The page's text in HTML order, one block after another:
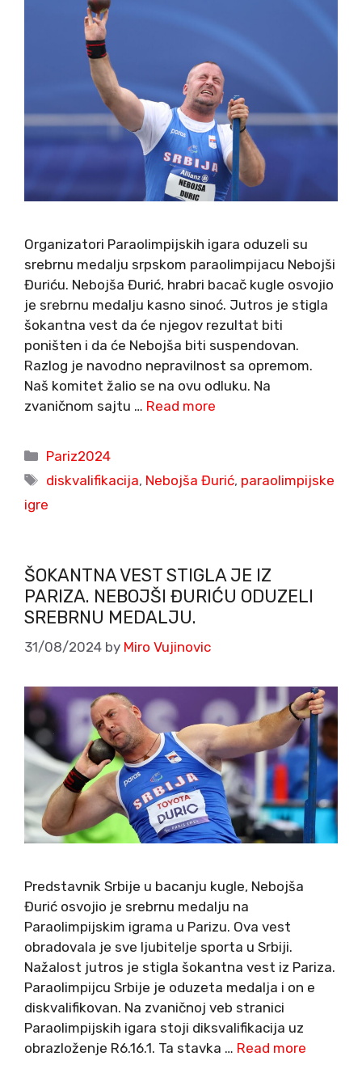
Organizatori Paraolimpijskih igara oduzeli su
srebrnu medalju srpskom paraolimpijacu Nebojši
Đuriću. Nebojša Đurić, hrabri bacač kugle osvojio
je srebrnu medalju kasno sinoć. Jutros je stigla
šokantna vest da će njegov rezultat biti
poništen i da će Nebojša biti suspendovan.
Razlog je navodno nepravilnost sa opremom.
Naš komitet žalio se na ovu odluku. Na
zvaničnom sajtu … Read more
Categories
Pariz2024
Tags
diskvalifikacija, Nebojša Đurić, paraolimpijske
igre
ŠOKANTNA VEST STIGLA JE IZ
PARIZA. NEBOJŠI ĐURIĆU ODUZELI
SREBRNU MEDALJU.
31/08/2024 by Miro Vujinovic
Predstavnik Srbije u bacanju kugle, Nebojša
Đurić osvojio je srebrnu medalju na
Paraolimpijskim igrama u Parizu. Ova vest
obradovala je sve ljubitelje sporta u Srbiji.
Nažalost jutros je stigla šokantna vest iz Pariza.
Paraolimpijcu Srbije je oduzeta medalja i on e
diskvalifikovan. Na zvaničnoj veb stranici
Paraolimpijskih igara stoji diksvalifikacija uz
obrazloženje R6.16.1. Ta stavka … Read more